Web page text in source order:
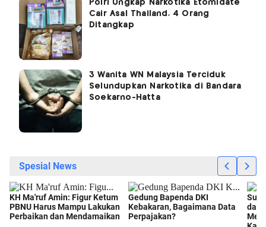
Polri Ungkap Narkotika Etomidate
Cair Asal Thailand, 4 Orang
Ditangkap
3 Wanita WN Malaysia Terciduk
Selundupkan Narkotika di Bandara
Soekarno-Hatta